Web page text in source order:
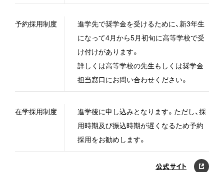
予約採用制度
進学先で奨学金を受けるために、新3年生
になって4月から5月初旬に高等学校で受
け付けがあります。
詳しくは高等学校の先生もしくは奨学金
担当窓口にお問い合わせください。
在学採用制度
進学後に申し込みとなります。ただし、採
用時期及び振込時期が遅くなるため予約
採用をお勧めします。
公式サイト